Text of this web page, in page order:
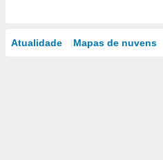
Atualidade Mapas de nuvens